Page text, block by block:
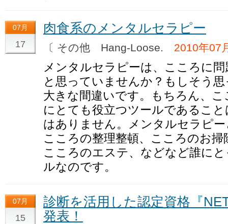
07月
17
肉食系のメンタルセラピー
〔 その他 Hang-Loose. 2010年07
メンタルセラピーは、こころに
と思っていませんか？もしそう
大きな間違いです。もちろん、
にとても役立つツールであるこ
はありません。メンタルセラピ
こころの整理整頓、こころのお
こころのエステ、などなど誰に
ルなのです。
07月
15
診断を活用した認定資格『
発表！